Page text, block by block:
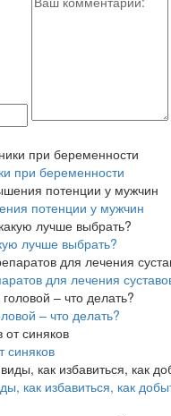
при беременности
потенции у мужчин
лучше выбрать?
для лечения
– что делать?
синяков
как избавиться, как